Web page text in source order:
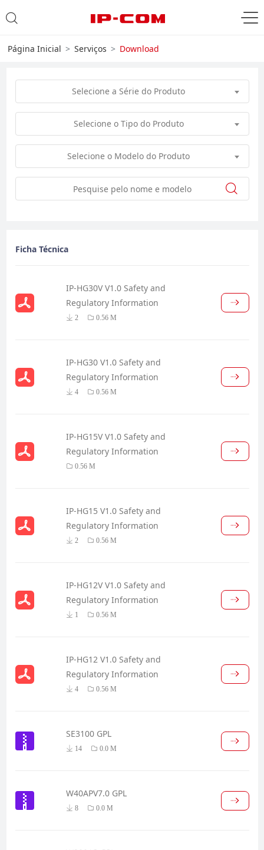
Página Inicial Serviços Download
Selecione a Série do Produto
Selecione o Tipo do Produto
Selecione o Modelo do Produto
Ficha Técnica
IP-HG30V V1.0 Safety and
Regulatory Information
2 0.56 M
IP-HG30 V1.0 Safety and
Regulatory Information
4 0.56 M
IP-HG15V V1.0 Safety and
Regulatory Information
0.56 M
IP-HG15 V1.0 Safety and
Regulatory Information
2 0.56 M
IP-HG12V V1.0 Safety and
Regulatory Information
1 0.56 M
IP-HG12 V1.0 Safety and
Regulatory Information
4 0.56 M
SE3100 GPL
14 0.0 M
W40APV7.0 GPL
8 0.0 M